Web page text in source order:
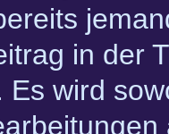
in der
Es wird